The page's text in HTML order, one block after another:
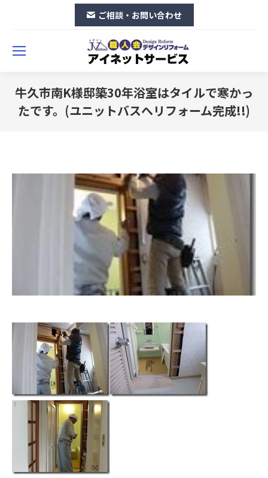
ご相談・お問い合わせ
牛久市南K様邸築30年浴室はタイルで寒かっ
たです。(ユニットバスへリフォーム完成!!)